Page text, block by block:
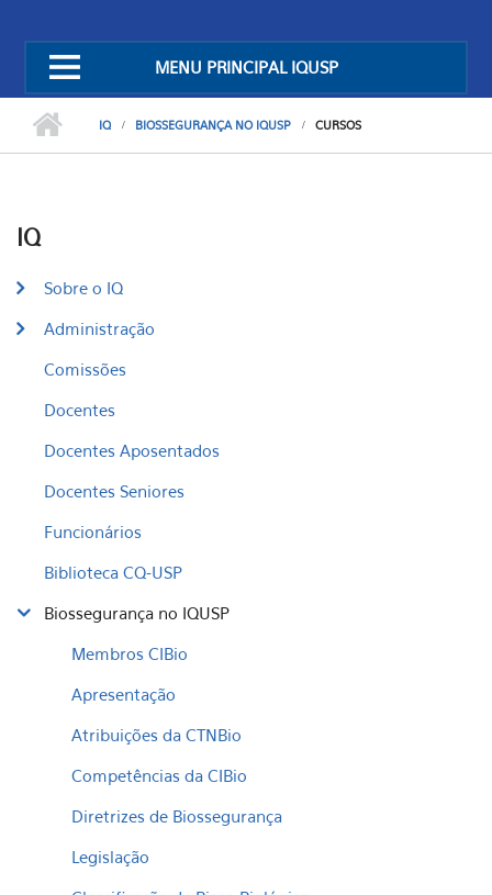
MENU PRINCIPAL IQUSP
IQ BIOSSEGURANÇA NO IQUSP CURSOS
IQ
Sobre o IQ
Administração
Comissões
Docentes
Docentes Aposentados
Docentes Seniores
Funcionários
Biblioteca CQ-USP
Biossegurança no IQUSP
Membros CIBio
Apresentação
Atribuições da CTNBio
Competências da CIBio
Diretrizes de Biossegurança
Legislação